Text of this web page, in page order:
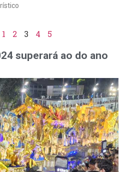
1 2 3 4 5
superará ao do ano